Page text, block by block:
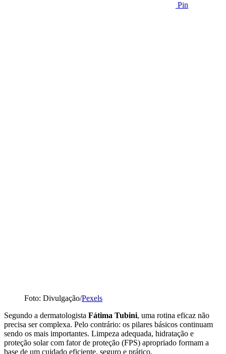
Pin
Foto: Divulgação/Pexels
Segundo a dermatologista Fátima Tubini, uma rotina eficaz não
precisa ser complexa. Pelo contrário: os pilares básicos continuam
sendo os mais importantes. Limpeza adequada, hidratação e
proteção solar com fator de proteção (FPS) apropriado formam a
base de um cuidado eficiente, seguro e prático.